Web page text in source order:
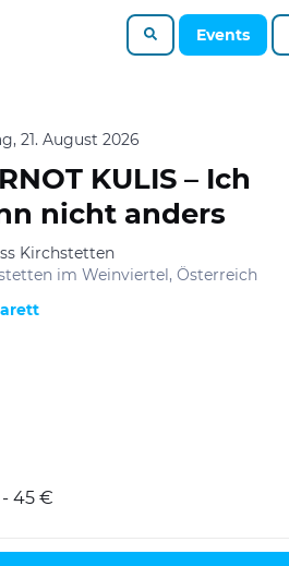
Events
21. August 2026
KULIS – Ich
nicht anders
Kirchstetten
im Weinviertel, Österreich
45 €